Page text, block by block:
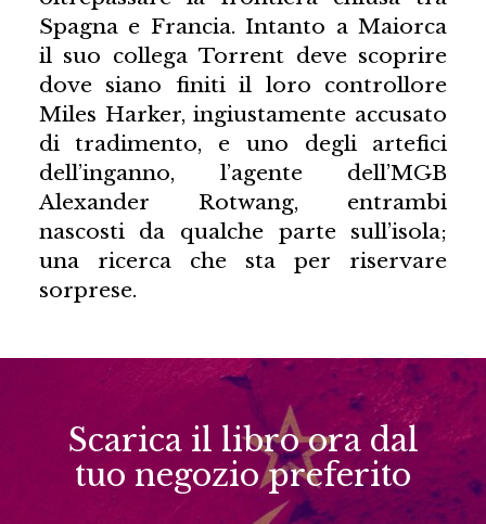
Spagna e Francia. Intanto a Maiorca
il suo collega Torrent deve scoprire
dove siano finiti il loro controllore
Miles Harker, ingiustamente accusato
di tradimento, e uno degli artefici
dell’inganno, l’agente dell’MGB
Alexander Rotwang, entrambi
nascosti da qualche parte sull’isola;
una ricerca che sta per riservare
sorprese.
Scarica il libro ora dal
tuo negozio preferito